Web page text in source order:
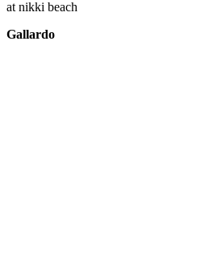
at nikki beach
Gallardo